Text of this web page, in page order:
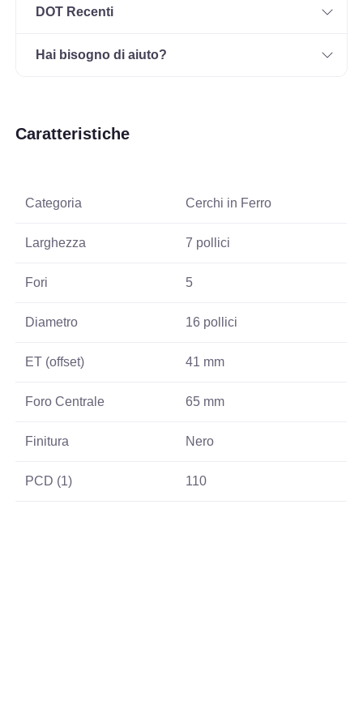
DOT Recenti
Hai bisogno di aiuto?
Caratteristiche
Categoria Cerchi in Ferro
Larghezza 7 pollici
Fori 5
Diametro 16 pollici
ET (offset) 41 mm
Foro Centrale 65 mm
Finitura Nero
PCD (1) 110